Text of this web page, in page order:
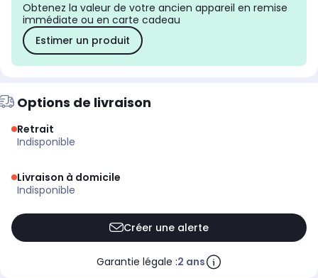
Obtenez la valeur de votre ancien appareil en remise
immédiate ou en carte cadeau
Estimer un produit
Options de livraison
Retrait
indisponible
Livraison à domicile
indisponible
Créer une alerte
Garantie légale :2 ans